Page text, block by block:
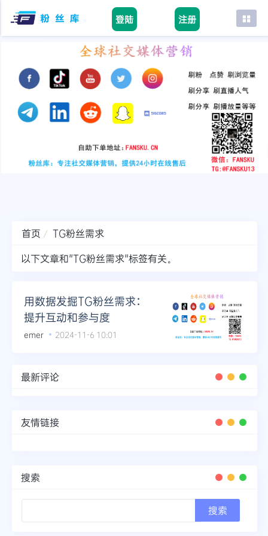
登陆 注册
首页
tiktok
youtube
instagram
首页
TG粉丝需求
以下文章和"TG粉丝需求"标签有关。
用数据发掘TG粉丝需求：
提升互动和参与度
emer 2024-11-6 10:01
最新评论
友情链接
搜索